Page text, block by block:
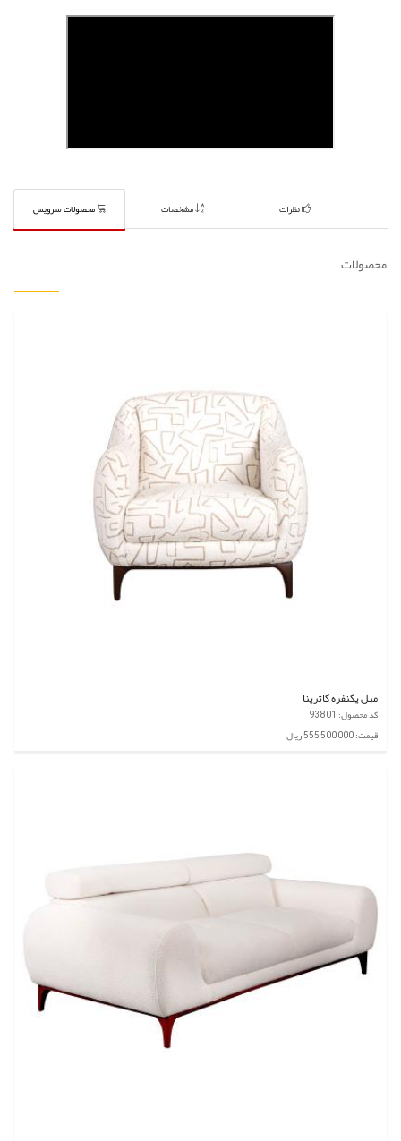
نظرات مشخصات محصولات سرویس
محصولات
مبل یکنفره کاترینا
کد محصول: 93801
قیمت: 555,500,000 ریال